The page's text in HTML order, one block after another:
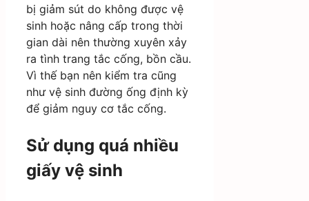
bị giảm sút do không được vệ
sinh hoặc nâng cấp trong thời
gian dài nên thường xuyên xảy
ra tình trang tắc cống, bồn cầu.
Vì thế bạn nên kiểm tra cũng
như vệ sinh đường ống định kỳ
để giảm nguy cơ tắc cống.
Sử dụng quá nhiều
giấy vệ sinh